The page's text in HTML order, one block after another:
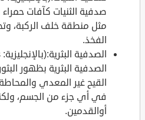
صدفية الثنيات كآفات
مثل منطقة خلف الركبة،
الفخذ.
الصدفية البثرية بظهور
القيح غير المعدي
في أي جزء من الجسم،
أوالقدمين.